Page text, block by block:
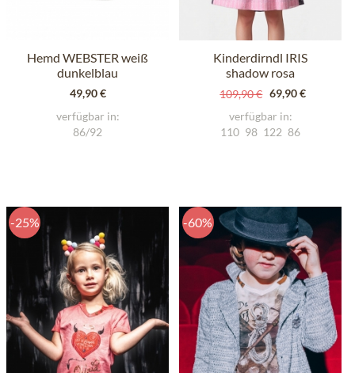
Hemd WEBSTER weiß
dunkelblau
49,90 €
verfügbar in:
86/92
Kinderdirndl IRIS
shadow rosa
109,90 € 69,90 €
verfügbar in:
110 98 122 86
-25% -60%